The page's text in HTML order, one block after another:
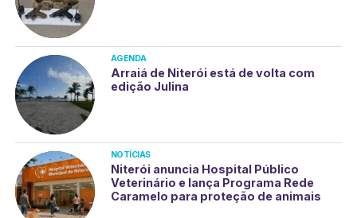
AGENDA
Arraiá de Niterói está de volta com
edição Julina
NOTÍCIAS
Niterói anuncia Hospital Público
Veterinário e lança Programa Rede
Caramelo para proteção de animais